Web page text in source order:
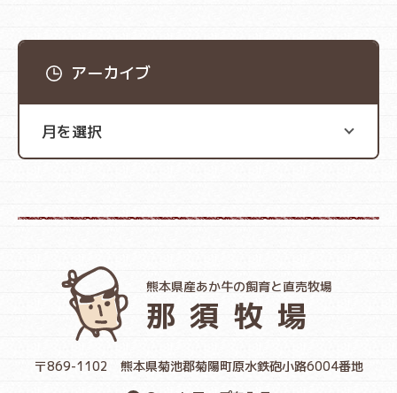
アーカイブ
熊本県産あか牛の飼育と直売牧場
那須牧場
〒869-1102 熊本県菊池郡菊陽町原水鉄砲小路6004番地